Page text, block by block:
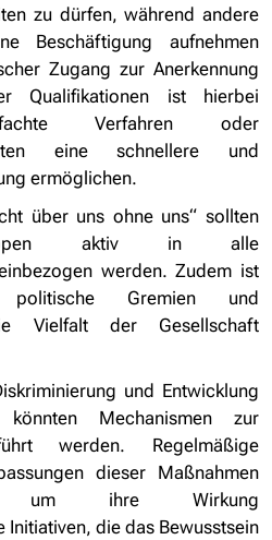
zu dürfen, während andere
Beschäftigung aufnehmen
Zugang zur Anerkennung
Qualifikationen ist hierbei
Verfahren oder
eine schnellere und
ermöglichen.
über uns ohne uns“ sollten
aktiv in alle
werden. Zudem ist
Gremien und
Vielfalt der Gesellschaft
und Entwicklung
könnten Mechanismen zur
werden. Regelmäßige
dieser Maßnahmen
um ihre Wirkung
Initiativen, die das Bewusstsein